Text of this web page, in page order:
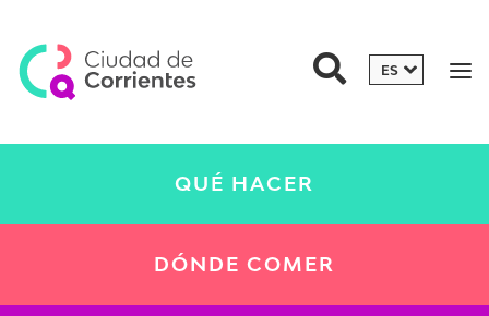
QUÉ HACER
DÓNDE COMER